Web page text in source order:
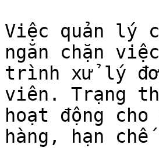
Việc quản lý
ngăn chặn
trình xử lý
viên. Trạng
hoạt động
hàng, hạn